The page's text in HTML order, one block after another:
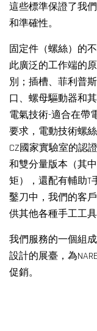
這些標準保證了我
和準確性。
固定件（螺絲）的
此廣泛的工作端的原
別；插槽、菲利普斯
口、螺母驅動器和
電氣技術-適合在帶
要求，電動技術螺
CZ國家實驗室的認
和雙分量版本（其
矩），還配有輔助T
鑿刀中，我們的客
供其他各種手工工
我們服務的一個組
設計的展臺，為
促銷。